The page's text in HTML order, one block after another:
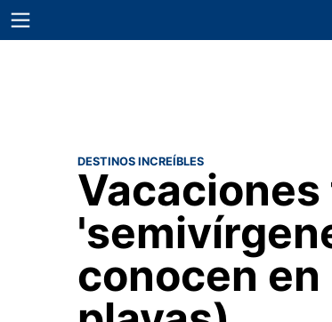
DESTINOS INCREÍBLES
conocen